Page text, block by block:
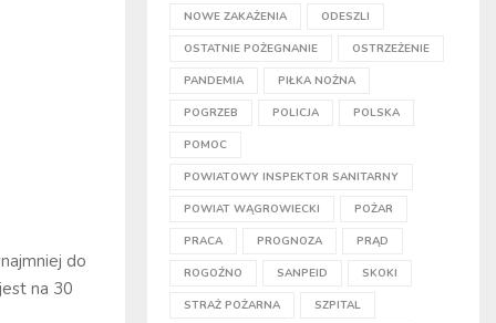
do
na 30
NOWE ZAKAŻENIA ODESZLI
OSTATNIE POŻEGNANIE OSTRZEŻENIE
PANDEMIA PIŁKA NOŻNA
POGRZEB POLICJA POLSKA
POMOC
POWIATOWY INSPEKTOR SANITARNY
POWIAT WĄGROWIECKI POŻAR
PRACA PROGNOZA PRĄD
ROGOŹNO SANPEID SKOKI
STRAŻ POŻARNA SZPITAL